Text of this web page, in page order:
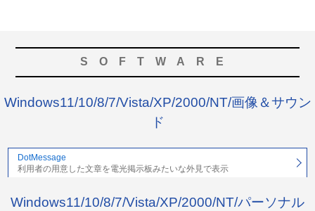
SOFTWARE
Windows11/10/8/7/Vista/XP/2000/NT/画像＆サウン
ド
DotMessage
利用者の用意した文章を電光掲示板みたいな外見で表示
Windows11/10/8/7/Vista/XP/2000/NT/パーソナル